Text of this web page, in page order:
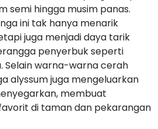
semi hingga musim panas.
ini tak hanya menarik
juga menjadi daya tarik
penyerbuk seperti
Selain warna-warna cerah
alyssum juga mengeluarkan
membuat
di taman dan pekarangan